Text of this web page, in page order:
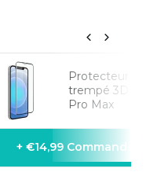
Protecteur écran
trempé 3D
Pro Max
+ €14,99 Commander le